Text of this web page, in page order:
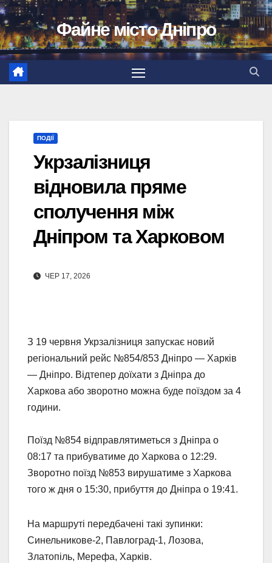
Перейти
до
вмісту
Файне місто Дніпро
ПОДІЇ
Укрзалізниця
відновила пряме
сполучення між
Дніпром та Харковом
ЧЕР 17, 2026
З 19 червня Укрзалізниця запускає новий
регіональний рейс №854/853 Дніпро — Харків
— Дніпро. Відтепер доїхати з Дніпра до
Харкова або зворотно можна буде поїздом за 4
години.
Поїзд №854 відправлятиметься з Дніпра о
08:17 та прибуватиме до Харкова о 12:29.
Зворотно поїзд №853 вирушатиме з Харкова
того ж дня о 15:30, прибуття до Дніпра о 19:41.
На маршруті передбачені такі зупинки:
Синельникове-2, Павлоград-1, Лозова,
Златопіль, Мерефа, Харків.